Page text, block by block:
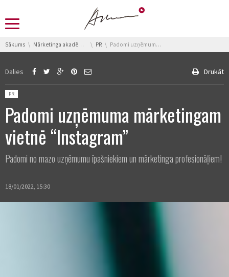
You are here:
Sākums Mārketinga akadēmija PR Padomi uzņēmuma mārketingam vietnē “Instagram”
Dalies Drukāt
Posted in:
PR
Padomi uzņēmuma mārketingam
vietnē “Instagram”
Padomi no mazo uzņēmumu īpašniekiem un mārketinga profesionāļiem!
18/01/2022, 15:30